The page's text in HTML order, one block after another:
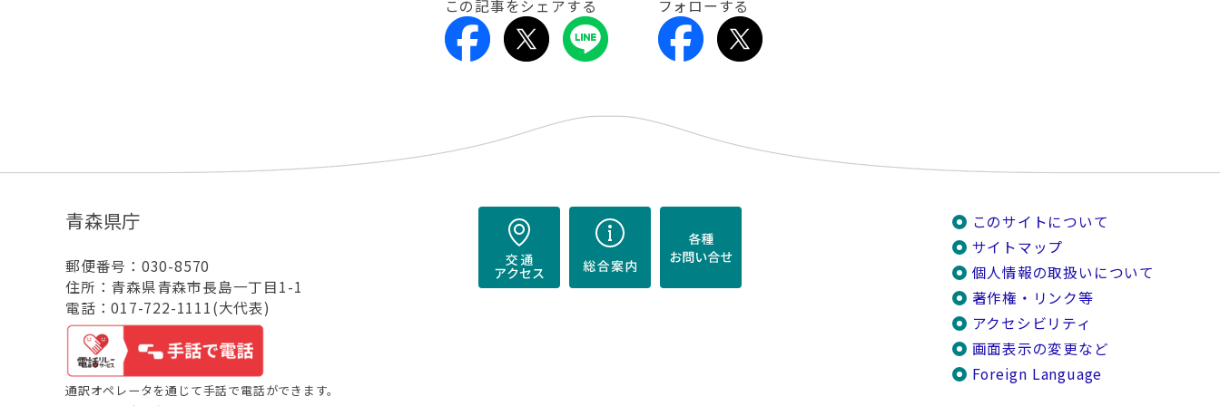
この記事をシェアする フォローする
青森県庁
郵便番号：030-8570
住所：青森県青森市長島一丁目1-1
電話：017-722-1111(大代表)
通訳オペレータを通じて手話で電話ができます。
このサイトについて
サイトマップ
個人情報の取扱いについて
著作権・リンク等
アクセシビリティ
画面表示の変更など
Foreign Language